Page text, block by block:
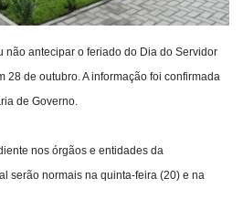
não antecipar o feriado do Dia do Servidor
28 de outubro. A informação foi confirmada
de Governo.
nos órgãos e entidades da
serão normais na quinta-feira (20) e na